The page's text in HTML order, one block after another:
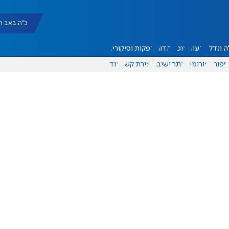
כ"ה באב תשפ"ו
ונדל"ן דעות אוכל יהדות הפקות וסיקורים
ספורט פורומים אתר ישיבה יצירת קשר עוד